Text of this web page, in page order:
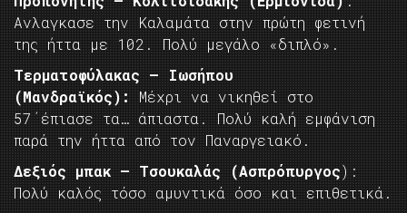
Ανλαγκασε την Καλαμάτα στην πρώτη φετινή
της ήττα με 102. Πολύ μεγάλο «διπλό».
Τερματοφύλακας – Ιωσήπου
(Μανδραϊκός):
Μέχρι να νικηθεί στο
57΄έπιασε τα… άπιαστα. Πολύ καλή εμφάνιση
παρά την ήττα από τον Παναργειακό.
Δεξιός μπακ – Τσουκαλάς (Ασπρόπυργος):
Πολύ καλός τόσο αμυντικά όσο και επιθετικά.